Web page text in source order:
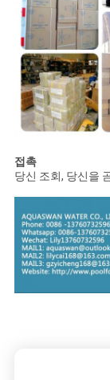
접촉
당신 조회, 당신을